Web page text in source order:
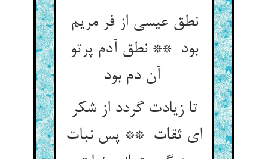
نطق عیسی از فر مریم
بود ** نطق آدم پرتو
تا زیادت گردد از شکر
ای ثقات ** پس نبات